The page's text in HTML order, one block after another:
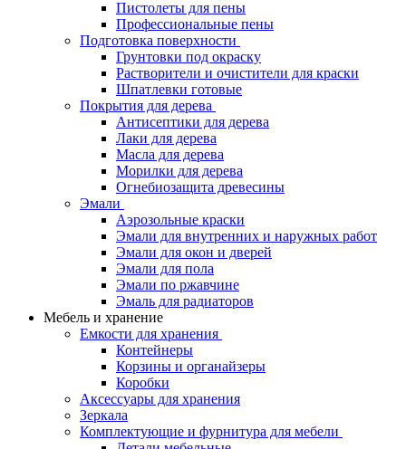
Пистолеты для пены
Профессиональные пены
Подготовка поверхности
Грунтовки под окраску
Растворители и очистители для краски
Шпатлевки готовые
Покрытия для дерева
Антисептики для дерева
Лаки для дерева
Масла для дерева
Морилки для дерева
Огнебиозащита древесины
Эмали
Аэрозольные краски
Эмали для внутренних и наружных работ
Эмали для окон и дверей
Эмали для пола
Эмали по ржавчине
Эмаль для радиаторов
Мебель и хранение
Емкости для хранения
Контейнеры
Корзины и органайзеры
Коробки
Аксессуары для хранения
Зеркала
Комплектующие и фурнитура для мебели